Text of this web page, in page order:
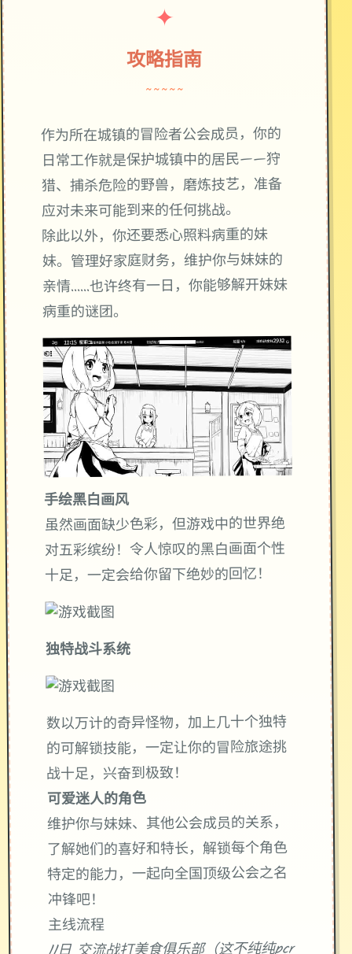
✦
攻略指南
~~~~~
作为所在城镇的冒险者公会成员，你的
日常工作就是保护城镇中的居民——狩
猎、捕杀危险的野兽，磨炼技艺，准备
应对未来可能到来的任何挑战。
除此以外，你还要悉心照料病重的妹
妹。管理好家庭财务，维护你与妹妹的
亲情……也许终有一日，你能够解开妹妹
病重的谜团。
手绘黑白画风
虽然画面缺少色彩，但游戏中的世界绝
对五彩缤纷！令人惊叹的黑白画面个性
十足，一定会给你留下绝妙的回忆！
独特战斗系统
数以万计的奇异怪物，加上几十个独特
的可解锁技能，一定让你的冒险旅途挑
战十足，兴奋到极致！
可爱迷人的角色
维护你与妹妹、其他公会成员的关系，
了解她们的喜好和特长，解锁每个角色
特定的能力，一起向全国顶级公会之名
冲锋吧！
主线流程